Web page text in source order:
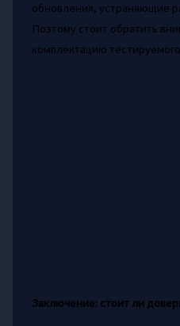
обновления, устраняющие
Поэтому стоит обратить
комплектацию
Заключение: стоит ли